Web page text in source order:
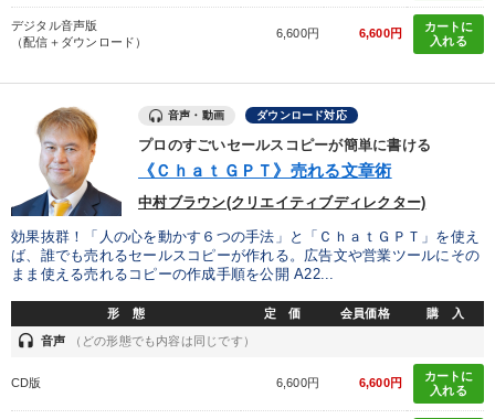
デジタル音声版
（配信＋ダウンロード）
6,600円 6,600円
カートに
入れる
音声・動画 ダウンロード対応
プロのすごいセールスコピーが簡単に書ける
《ＣｈａｔＧＰＴ》売れる文章術
中村ブラウン(クリエイティブディレクター)
効果抜群！「人の心を動かす６つの手法」と「ＣｈａｔＧＰＴ」を使え
ば、誰でも売れるセールスコピーが作れる。広告文や営業ツールにその
まま使える売れるコピーの作成手順を公開 A22...
形 態 定 価 会員価格 購 入
headset 音声 （どの形態でも内容は同じです）
CD版 6,600円 6,600円
カートに
入れる